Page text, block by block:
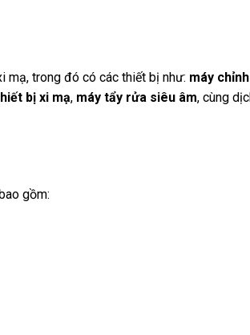
mạ, trong đó có các thiết bị như: máy
bị xi mạ, máy tẩy rửa siêu âm, cùng
gồm: